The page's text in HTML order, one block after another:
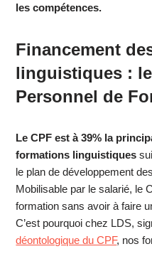
les compétences.
Financement
linguistiques :
Personnel de
Le CPF est à 39% la
formations linguistiques
le plan de développement
Mobilisable par le salarié, le
formation sans avoir à faire
C’est pourquoi chez LDS,
déontologique du CPF, nos